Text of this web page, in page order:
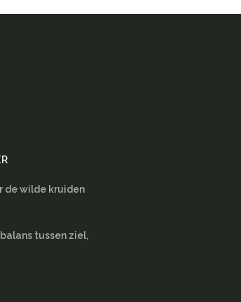
de wilde kruiden
tussen ziel,